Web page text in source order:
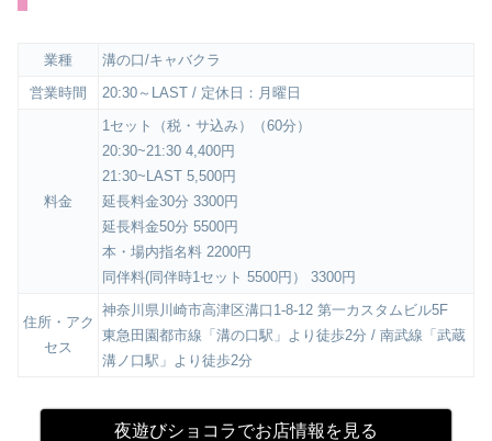
業種
溝の口/キャバクラ
営業時間
20:30～LAST / 定休日：月曜日
料金
1セット（税・サ込み）（60分）
20:30~21:30 4,400円
21:30~LAST 5,500円
延長料金30分 3300円
延長料金50分 5500円
本・場内指名料 2200円
同伴料(同伴時1セット 5500円） 3300円
住所・アク
セス
神奈川県川崎市高津区溝口1-8-12 第一カスタムビル5F
東急田園都市線「溝の口駅」より徒歩2分 / 南武線「武蔵
溝ノ口駅」より徒歩2分
夜遊びショコラでお店情報を見る